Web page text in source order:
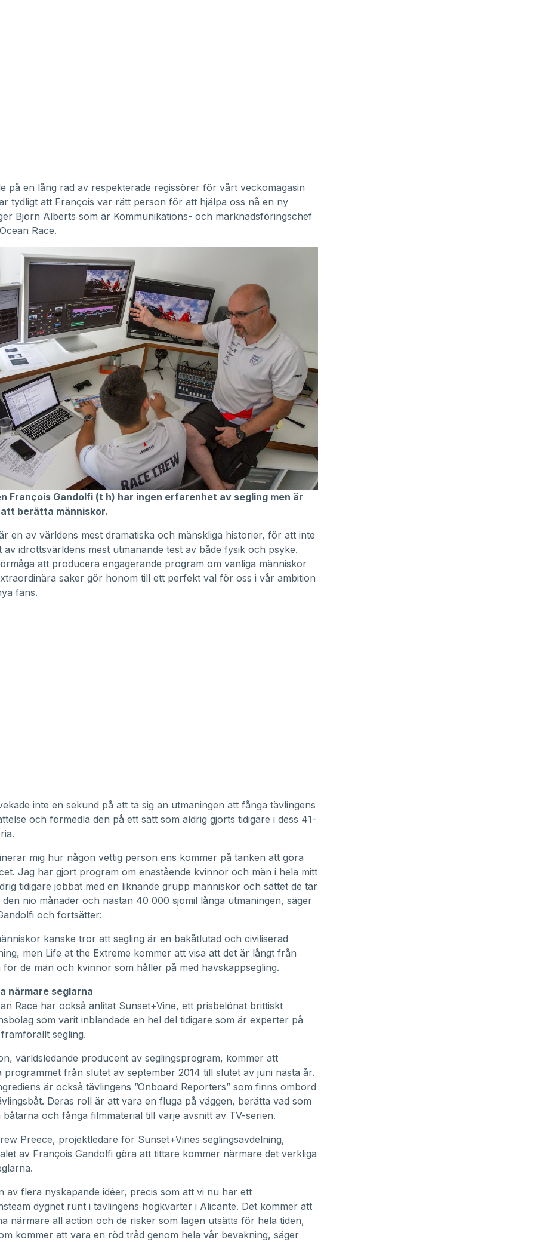
på en lång rad av respekterade regissörer för vårt veckomagasin
tydligt att François var rätt person för att hjälpa oss nå en ny
Björn Alberts som är Kommunikations- och marknadsföringschef
Race.
François Gandolfi (t h) har ingen erfarenhet av segling men är
berätta människor.
en av världens mest dramatiska och mänskliga historier, för att inte
av idrottsvärldens mest utmanande test av både fysik och psyke.
att producera engagerande program om vanliga människor
saker gör honom till ett perfekt val för oss i vår ambition
fans.
inte en sekund på att ta sig an utmaningen att fånga tävlingens
och förmedla den på ett sätt som aldrig gjorts tidigare i dess 41-
mig hur någon vettig person ens kommer på tanken att göra
Jag har gjort program om enastående kvinnor och män i hela mitt
tidigare jobbat med en liknande grupp människor och sättet de tar
den nio månader och nästan 40 000 sjömil långa utmaningen, säger
och fortsätter:
kanske tror att segling är en bakåtlutad och civiliserad
men Life at the Extreme kommer att visa att det är långt från
för de män och kvinnor som håller på med havskappsegling.
närmare seglarna
Race har också anlitat Sunset+Vine, ett prisbelönat brittiskt
som varit inblandade en hel del tidigare som är experter på
segling.
världsledande producent av seglingsprogram, kommer att
programmet från slutet av september 2014 till slutet av juni nästa år.
är också tävlingens ”Onboard Reporters” som finns ombord
Deras roll är att vara en fluga på väggen, berätta vad som
båtarna och fånga filmmaterial till varje avsnitt av TV-serien.
Preece, projektledare för Sunset+Vines seglingsavdelning,
av François Gandolfi göra att tittare kommer närmare det verkliga
av flera nyskapande idéer, precis som att vi nu har ett
dygnet runt i tävlingens högkvarter i Alicante. Det kommer att
närmare all action och de risker som lagen utsätts för hela tiden,
kommer att vara en röd tråd genom hela vår bevakning, säger